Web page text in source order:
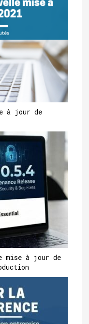
à jour de
mise à jour de